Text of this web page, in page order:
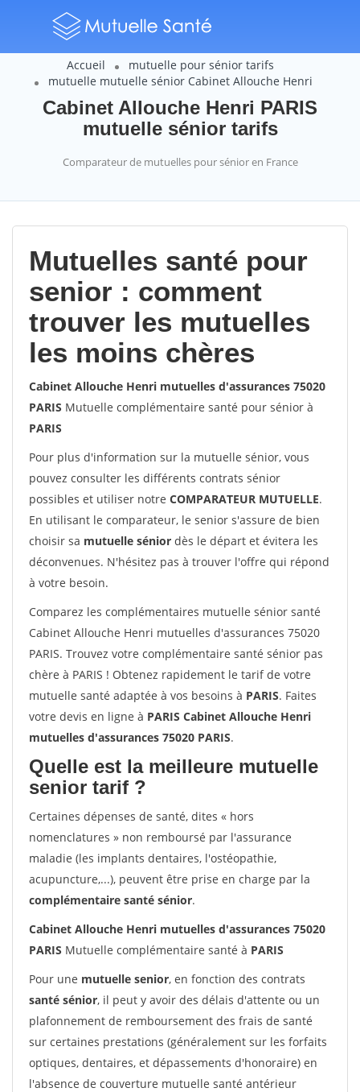
Accueil
mutuelle pour sénior tarifs
mutuelle mutuelle sénior Cabinet Allouche Henri
Cabinet Allouche Henri PARIS
mutuelle sénior tarifs
Comparateur de mutuelles pour sénior en France
Mutuelles santé pour
senior : comment
trouver les mutuelles
les moins chères
Cabinet Allouche Henri mutuelles d'assurances 75020
PARIS Mutuelle complémentaire santé pour sénior à
PARIS
Pour plus d'information sur la mutuelle sénior, vous
pouvez consulter les différents contrats sénior
possibles et utiliser notre COMPARATEUR MUTUELLE.
En utilisant le comparateur, le senior s'assure de bien
choisir sa mutuelle sénior dès le départ et évitera les
déconvenues. N'hésitez pas à trouver l'offre qui répond
à votre besoin.
Comparez les complémentaires mutuelle sénior santé
Cabinet Allouche Henri mutuelles d'assurances 75020
PARIS. Trouvez votre complémentaire santé sénior pas
chère à PARIS ! Obtenez rapidement le tarif de votre
mutuelle santé adaptée à vos besoins à PARIS. Faites
votre devis en ligne à PARIS Cabinet Allouche Henri
mutuelles d'assurances 75020 PARIS.
Quelle est la meilleure mutuelle
senior tarif ?
Certaines dépenses de santé, dites « hors
nomenclatures » non remboursé par l'assurance
maladie (les implants dentaires, l'ostéopathie,
acupuncture,...), peuvent être prise en charge par la
complémentaire santé sénior.
Cabinet Allouche Henri mutuelles d'assurances 75020
PARIS Mutuelle complémentaire santé à PARIS
Pour une mutuelle senior, en fonction des contrats
santé sénior, il peut y avoir des délais d'attente ou un
plafonnement de remboursement des frais de santé
sur certaines prestations (généralement sur les forfaits
optiques, dentaires, et dépassements d'honoraire) en
l'absence de couverture mutuelle santé antérieur